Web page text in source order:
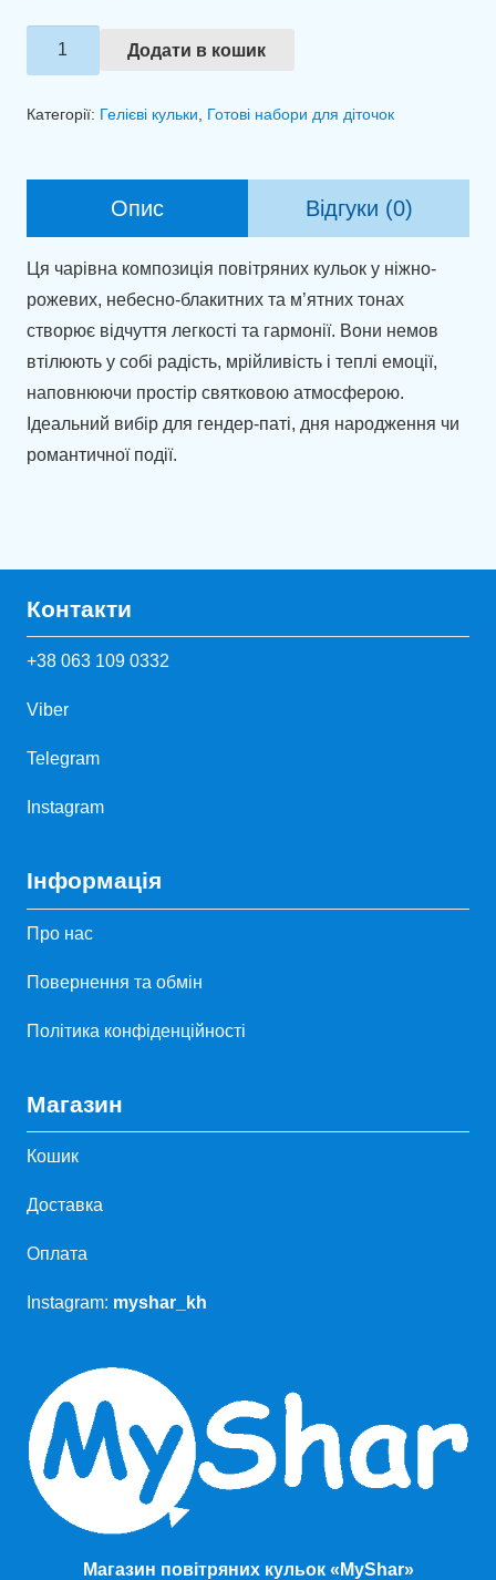
Набір
куль
Додати в кошик
Категорії: Гелієві кульки Готові набори для діточок
Опис Відгуки (0)
Ця чарівна композиція повітряних кульок у ніжно-
рожевих, небесно-блакитних та м’ятних тонах
створює відчуття легкості та гармонії. Вони немов
втілюють у собі радість, мрійливість і теплі емоції,
наповнюючи простір святковою атмосферою.
Ідеальний вибір для гендер-паті, дня народження чи
романтичної події.
Контакти
+38 063 109 0332
Viber
Telegram
Instagram
Інформація
Про нас
Повернення та обмін
Політика конфіденційності
Магазин
Кошик
Доставка
Оплата
Instagram: myshar_kh
Магазин повітряних кульок «MyShar»